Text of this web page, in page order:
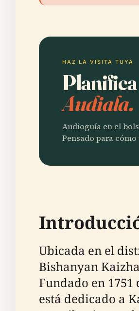
HAZ LA VISITA TUYA
Audiala.
Audioguía en el
Pensado para
Ubicada en el
Bishanyan
Fundado en
está dedicado a